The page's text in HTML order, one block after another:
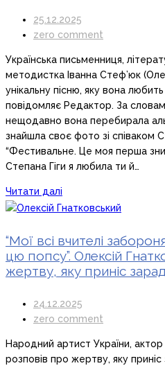
25.12.2025
zero comment
Українська письменниця,
методистка Іванна Стеф’юк
унікальну пісню, яку вона
повідомляє Редактор. За
нещодавно вона перебирала
знайшла своє фото зі співаком
“Фестивальне. Це моя перша
Степана Гіги я любила ти й…
Читати далі
“Мої всі вчителі
цю попсу”. Олексій
жертву, яку приніс
24.12.2025
zero comment
Народний артист України, актор
розповів про жертву, яку приніс